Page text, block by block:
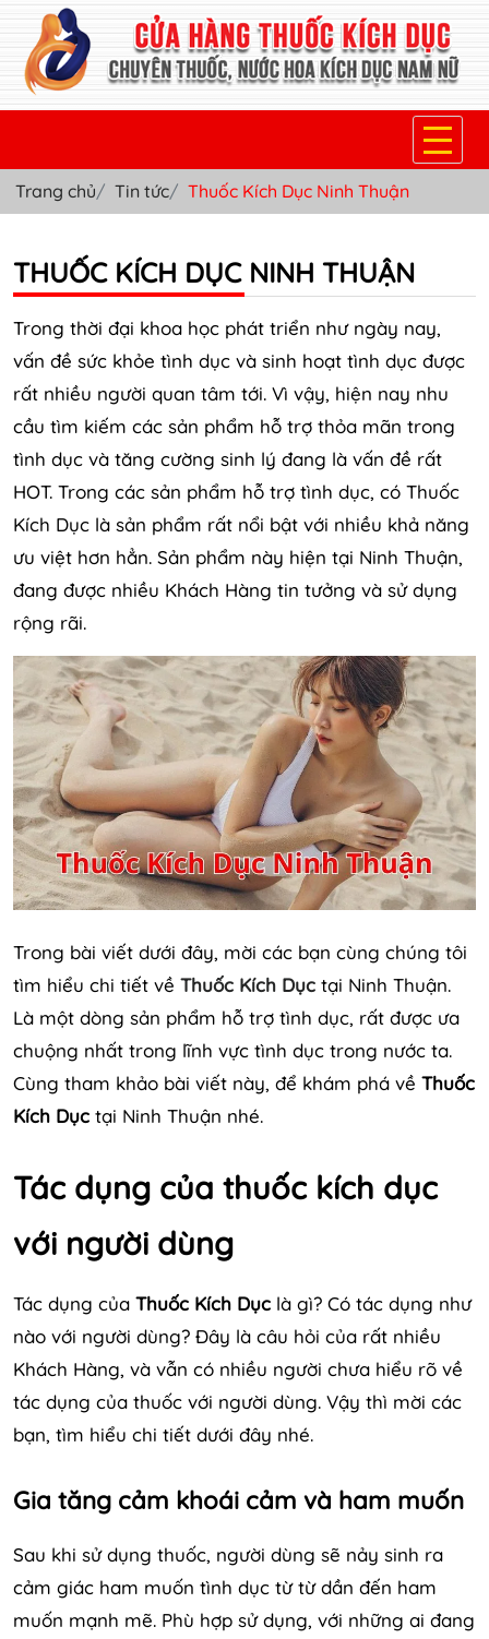
TRANG CHỦ
THUỐC NƯỚC KÍCH DỤC NAM
THUỐC VIÊN KÍCH DỤC NAM
SẢN PHẨM KHÁC
Trang chủ Tin tức Thuốc Kích Dục Ninh Thuận
THUỐC KÍCH DỤC NINH THUẬN
Trong thời đại khoa học phát triển như ngày nay,
vấn đề sức khỏe tình dục và sinh hoạt tình dục được
rất nhiều người quan tâm tới. Vì vậy, hiện nay nhu
cầu tìm kiếm các sản phẩm hỗ trợ thỏa mãn trong
tình dục và tăng cường sinh lý đang là vấn đề rất
HOT. Trong các sản phẩm hỗ trợ tình dục, có Thuốc
Kích Dục là sản phẩm rất nổi bật với nhiều khả năng
ưu việt hơn hẳn. Sản phẩm này hiện tại Ninh Thuận,
đang được nhiều Khách Hàng tin tưởng và sử dụng
rộng rãi.
Trong bài viết dưới đây, mời các bạn cùng chúng tôi
tìm hiểu chi tiết về Thuốc Kích Dục tại Ninh Thuận.
Là một dòng sản phẩm hỗ trợ tình dục, rất được ưa
chuộng nhất trong lĩnh vực tình dục trong nước ta.
Cùng tham khảo bài viết này, để khám phá về Thuốc
Kích Dục tại Ninh Thuận nhé.
Tác dụng của thuốc kích dục
với người dùng
Tác dụng của Thuốc Kích Dục là gì? Có tác dụng như
nào với người dùng? Đây là câu hỏi của rất nhiều
Khách Hàng, và vẫn có nhiều người chưa hiểu rõ về
tác dụng của thuốc với người dùng. Vậy thì mời các
bạn, tìm hiểu chi tiết dưới đây nhé.
Gia tăng cảm khoái cảm và ham muốn
Sau khi sử dụng thuốc, người dùng sẽ nảy sinh ra
cảm giác ham muốn tình dục từ từ dần đến ham
muốn mạnh mẽ. Phù hợp sử dụng, với những ai đang